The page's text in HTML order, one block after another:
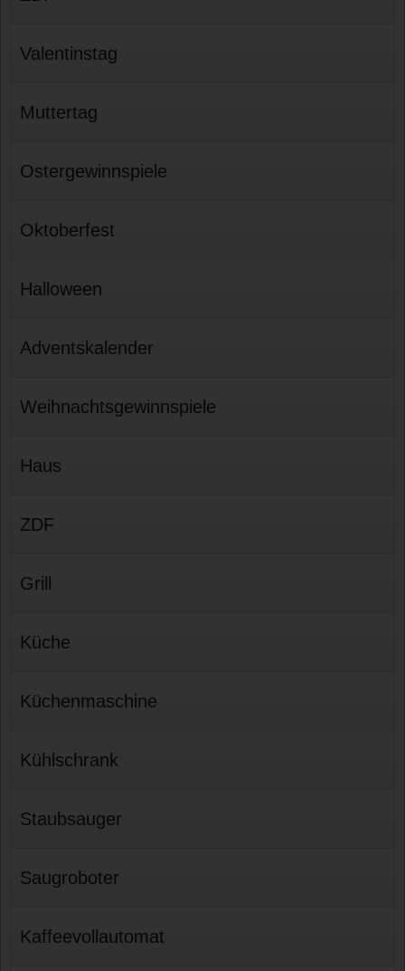
Valentinstag
Muttertag
Ostergewinnspiele
Oktoberfest
Halloween
Adventskalender
Weihnachtsgewinnspiele
Haus
ZDF
Grill
Küche
Küchenmaschine
Kühlschrank
Staubsauger
Saugroboter
Kaffeevollautomat